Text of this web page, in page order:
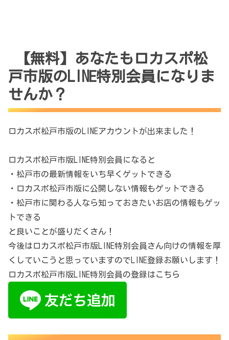
【無料】あなたもロカスポ松
戸市版のLINE特別会員になりま
せんか？
ロカスポ松戸市版のLINEアカウントが出来ました！
ロカスポ松戸市版LINE特別会員になると
・松戸市の最新情報をいち早くゲットできる
・ロカスポ松戸市版に公開しない情報もゲットできる
・松戸市に関わる人なら知っておきたいお店の情報もゲッ
トできる
と良いことが盛りだくさん！
今後はロカスポ松戸市版LINE特別会員さん向けの情報を厚
くしていこうと思っていますのでLINE登録お願いします！
ロカスポ松戸市版LINE特別会員の登録はこちら